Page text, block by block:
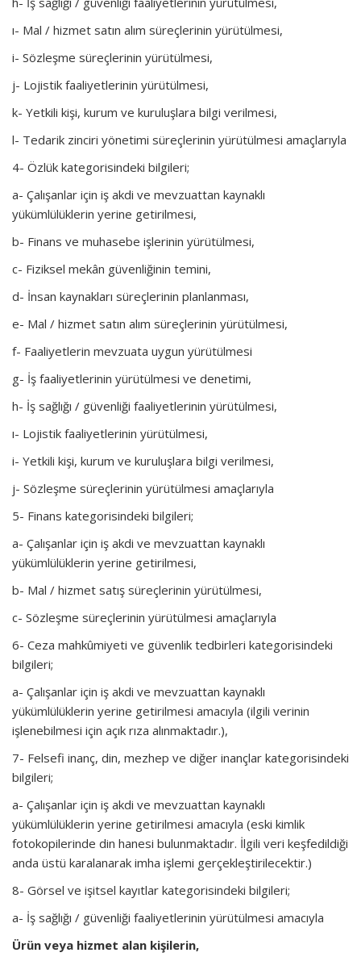
ı- Mal / hizmet satın alım süreçlerinin yürütülmesi,
i- Sözleşme süreçlerinin yürütülmesi,
j- Lojistik faaliyetlerinin yürütülmesi,
k- Yetkili kişi, kurum ve kuruluşlara bilgi verilmesi,
l- Tedarik zinciri yönetimi süreçlerinin yürütülmesi amaçlarıyla
4- Özlük kategorisindeki bilgileri;
a- Çalışanlar için iş akdi ve mevzuattan kaynaklı
yükümlülüklerin yerine getirilmesi,
b- Finans ve muhasebe işlerinin yürütülmesi,
c- Fiziksel mekân güvenliğinin temini,
d- İnsan kaynakları süreçlerinin planlanması,
e- Mal / hizmet satın alım süreçlerinin yürütülmesi,
f- Faaliyetlerin mevzuata uygun yürütülmesi
g- İş faaliyetlerinin yürütülmesi ve denetimi,
h- İş sağlığı / güvenliği faaliyetlerinin yürütülmesi,
ı- Lojistik faaliyetlerinin yürütülmesi,
i- Yetkili kişi, kurum ve kuruluşlara bilgi verilmesi,
j- Sözleşme süreçlerinin yürütülmesi amaçlarıyla
5- Finans kategorisindeki bilgileri;
a- Çalışanlar için iş akdi ve mevzuattan kaynaklı
yükümlülüklerin yerine getirilmesi,
b- Mal / hizmet satış süreçlerinin yürütülmesi,
c- Sözleşme süreçlerinin yürütülmesi amaçlarıyla
6- Ceza mahkûmiyeti ve güvenlik tedbirleri kategorisindeki
bilgileri;
a- Çalışanlar için iş akdi ve mevzuattan kaynaklı
yükümlülüklerin yerine getirilmesi amacıyla (ilgili verinin
işlenebilmesi için açık rıza alınmaktadır.),
7- Felsefi inanç, din, mezhep ve diğer inançlar kategorisindeki
bilgileri;
a- Çalışanlar için iş akdi ve mevzuattan kaynaklı
yükümlülüklerin yerine getirilmesi amacıyla (eski kimlik
fotokopilerinde din hanesi bulunmaktadır. İlgili veri keşfedildiği
anda üstü karalanarak imha işlemi gerçekleştirilecektir.)
8- Görsel ve işitsel kayıtlar kategorisindeki bilgileri;
a- İş sağlığı / güvenliği faaliyetlerinin yürütülmesi amacıyla
Ürün veya hizmet alan kişilerin,